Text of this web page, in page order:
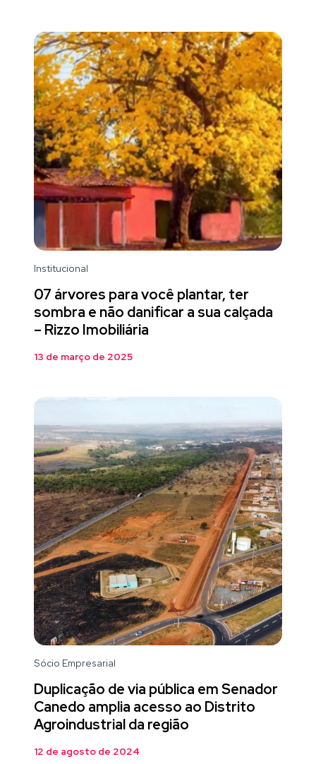
Institucional
07 árvores para você plantar, ter
sombra e não danificar a sua calçada
– Rizzo Imobiliária
13 de março de 2025
Sócio Empresarial
Duplicação de via pública em Senador
Canedo amplia acesso ao Distrito
Agroindustrial da região
12 de agosto de 2024